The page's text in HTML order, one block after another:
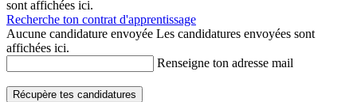
sont affichées ici.
Recherche ton contrat d'apprentissage
Aucune candidature envoyée Les candidatures envoyées sont
affichées ici.
Renseigne ton adresse mail
Récupère tes candidatures